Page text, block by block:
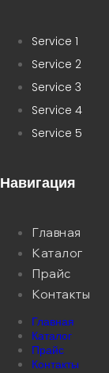
Service 1
Service 2
Service 3
Service 4
Service 5
Навигация
Главная
Каталог
Прайс
Контакты
Главная
Каталог
Прайс
Контакты